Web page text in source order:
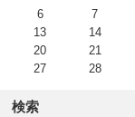
6
7
13
14
20
21
27
28
検索